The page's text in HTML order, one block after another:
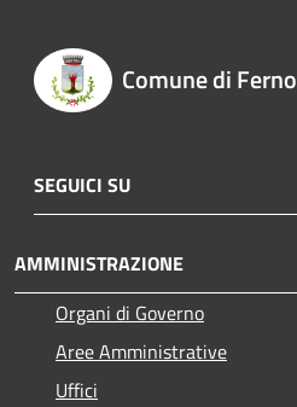
Comune di Ferno
SEGUICI SU
AMMINISTRAZIONE
Organi di Governo
Aree Amministrative
Uffici